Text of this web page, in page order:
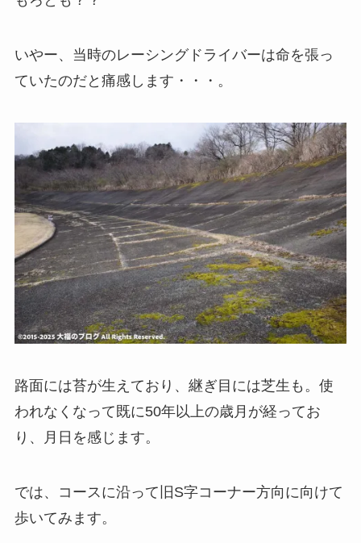
いやー、当時のレーシングドライバーは命を張っ
ていたのだと痛感します・・・。
路面には苔が生えており、継ぎ目には芝生も。使
われなくなって既に50年以上の歳月が経ってお
り、月日を感じます。
では、コースに沿って旧S字コーナー方向に向けて
歩いてみます。